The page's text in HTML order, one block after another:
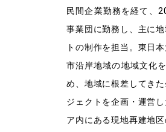
民間企業勤務を経て、
事業団に勤務し、主に
トの制作を担当。東日
市沿岸地域の地域文化
め、地域に根差してき
ジェクトを企画・運営
ア内にある現地再建地